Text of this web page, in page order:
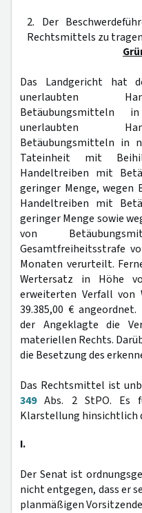
2. Der
Rechtsmittels zu
Das Landgericht hat
unerlaubten
Betäubungsmitteln
unerlaubten
Betäubungsmitteln in
Tateinheit mit
Handeltreiben mit
geringer Menge, wegen
Handeltreiben mit
geringer Menge sowie
von
Gesamtfreiheitsstrafe
Monaten verurteilt.
Wertersatz in Höhe
erweiterten Verfall von
39.385,00 €
der Angeklagte die
materiellen Rechts.
die Besetzung des
Das Rechtsmittel ist
349Abs. 2 StPO. Es
Klarstellung hinsichtlich
I.
Der Senat ist
nicht entgegen, dass er
planmäßigen